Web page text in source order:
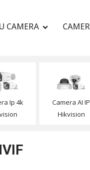
CAMERA
Ip 4k
Camera AI IP
Hikvision